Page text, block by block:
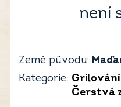
není
Země původu:
Kategorie: Grilování
Čerstvá